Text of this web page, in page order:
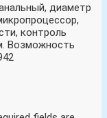
диаметр
контроль
Возможность